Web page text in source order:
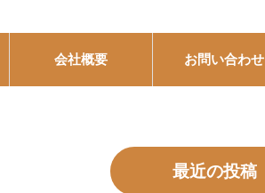
会社概要 お問い合わせ
最近の投稿